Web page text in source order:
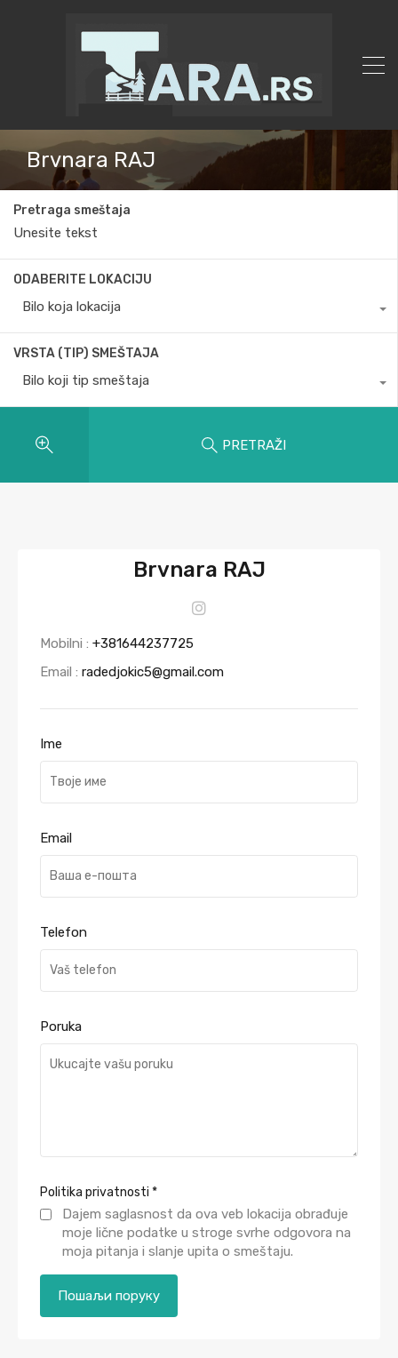
Brvnara RAJ
Pretraga smeštaja
ODABERITE LOKACIJU
Bilo koja lokacija
VRSTA (TIP) SMEŠTAJA
Bilo koji tip smeštaja
PRETRAŽI
Brvnara RAJ
Mobilni : +381644237725
Email : radedjokic5@gmail.com
Ime
Email
Telefon
Poruka
Politika privatnosti *
Dajem saglasnost da ova veb lokacija obrađuje
moje lične podatke u stroge svrhe odgovora na
moja pitanja i slanje upita o smeštaju.